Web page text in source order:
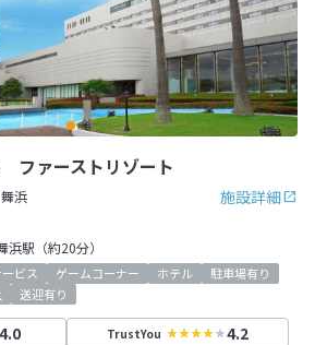
ファーストリゾート
施設詳細
舞浜
駅（約20分）
ビス ゲームコーナー ホテル
駐車場有り
送迎有り
4.0 TrustYou 4.2